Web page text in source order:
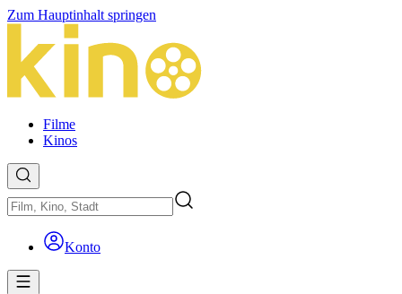
Zum Hauptinhalt springen
Filme
Kinos
Konto